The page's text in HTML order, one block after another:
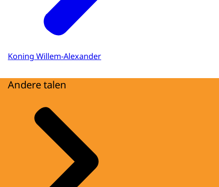
Koning Willem-Alexander
Andere talen